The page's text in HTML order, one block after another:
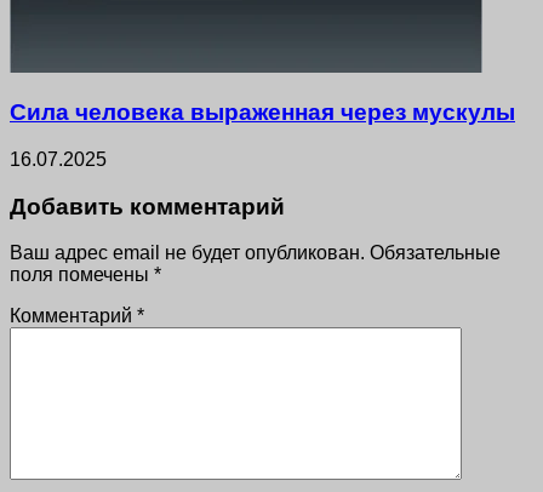
Сила человека выраженная через мускулы
16.07.2025
Добавить комментарий
Ваш адрес email не будет опубликован. Обязательные
поля помечены *
Комментарий *